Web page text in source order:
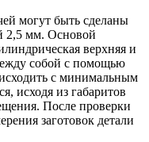
могут быть сделаны
2,5 мм. Основой
верхняя и
собой с помощью
с минимальным
исходя из габаритов
После проверки
заготовок детали